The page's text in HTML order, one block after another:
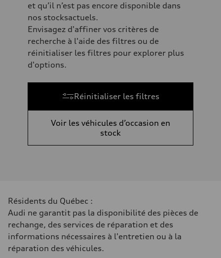
et qu’il n’est pas encore disponible dans
nos stocksactuels.
Envisagez d'affiner vos critères de
recherche à l'aide des filtres ou de
réinitialiser les filtres pour explorer plus
d'options.
Réinitialiser les filtres
Voir les véhicules d’occasion en
stock
Résidents du Québec :
Audi ne garantit pas la disponibilité des pièces de
rechange, des services de réparation et des
informations nécessaires à l'entretien ou à la
réparation des véhicules.